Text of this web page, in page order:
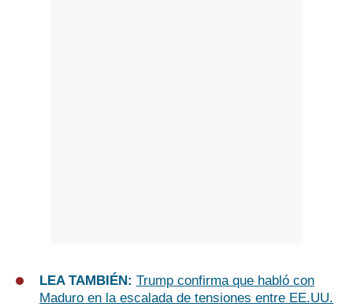
LEA TAMBIÉN: Trump confirma que habló con
Maduro en la escalada de tensiones entre EE.UU.